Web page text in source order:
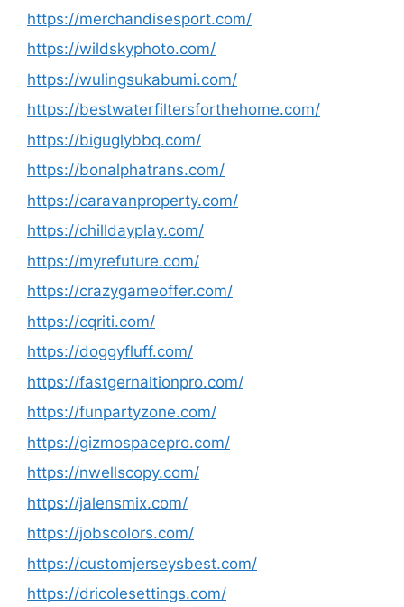
https://merchandisesport.com/
https://wildskyphoto.com/
https://wulingsukabumi.com/
https://bestwaterfiltersforthehome.com/
https://biguglybbq.com/
https://bonalphatrans.com/
https://caravanproperty.com/
https://chilldayplay.com/
https://myrefuture.com/
https://crazygameoffer.com/
https://cqriti.com/
https://doggyfluff.com/
https://fastgernaltionpro.com/
https://funpartyzone.com/
https://gizmospacepro.com/
https://nwellscopy.com/
https://jalensmix.com/
https://jobscolors.com/
https://customjerseysbest.com/
https://dricolesettings.com/